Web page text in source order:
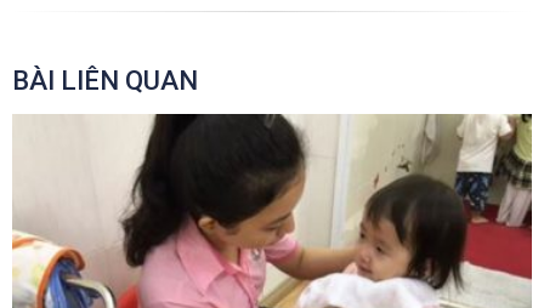
BÀI LIÊN QUAN